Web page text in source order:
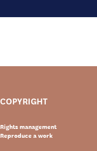
COPYRIGHT
Rights management
Reproduce a work